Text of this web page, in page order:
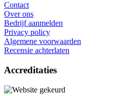
Contact
Over ons
Bedrijf aanmelden
Privacy policy
Algemene voorwaarden
Recensie achterlaten
Accreditaties